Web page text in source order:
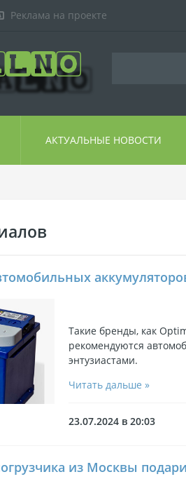
Реклама на проекте
АКТУАЛЬНЫЕ НОВОСТИ
Такие бренды, как
рекомендуются
энтузиастами.
Читать дальше »
23.07.2024 в 20:03
из Москвы